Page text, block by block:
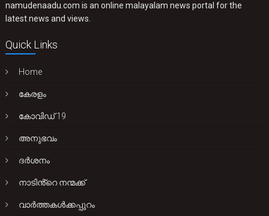
namudenaadu.com is an online malayalam news portal for the
latest news and views.
Quick Links
Home
കേരളം
കോവിഡ് 19
അനുഭവം
ദർശനം
നാടിൻ്റെ നന്മക്ക്
വാർത്തകൾക്കപ്പുറം